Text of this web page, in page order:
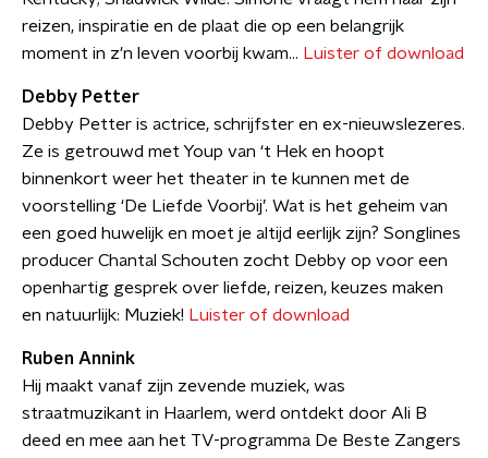
reizen, inspiratie en de plaat die op een belangrijk
moment in z'n leven voorbij kwam... Luister of download
Debby Petter
Debby Petter is actrice, schrijfster en ex-nieuwslezeres.
Ze is getrouwd met Youp van ‘t Hek en hoopt
binnenkort weer het theater in te kunnen met de
voorstelling ‘De Liefde Voorbij’. Wat is het geheim van
een goed huwelijk en moet je altijd eerlijk zijn? Songlines
producer Chantal Schouten zocht Debby op voor een
openhartig gesprek over liefde, reizen, keuzes maken
en natuurlijk: Muziek! Luister of download
Ruben Annink
Hij maakt vanaf zijn zevende muziek, was
straatmuzikant in Haarlem, werd ontdekt door Ali B
deed en mee aan het TV-programma De Beste Zangers